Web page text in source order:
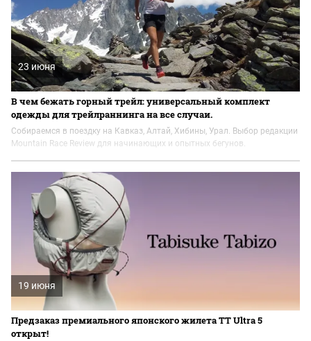
23 июня
В чем бежать горный трейл: универсальный комплект
одежды для трейлраннинга на все случаи.
Собираемся в поездку на Кавказ, Алтай, Хибины, Урал. Выбор редакции
Mountain Race Review для начинающих и опытных бегунов.
19 июня
Предзаказ премиального японского жилета TT Ultra 5
открыт!